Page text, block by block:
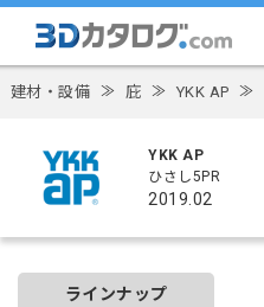
建材・設備 ≫ 庇 ≫ YKK AP ≫
YKK AP
ひさし5PR
2019.02
ラインナップ